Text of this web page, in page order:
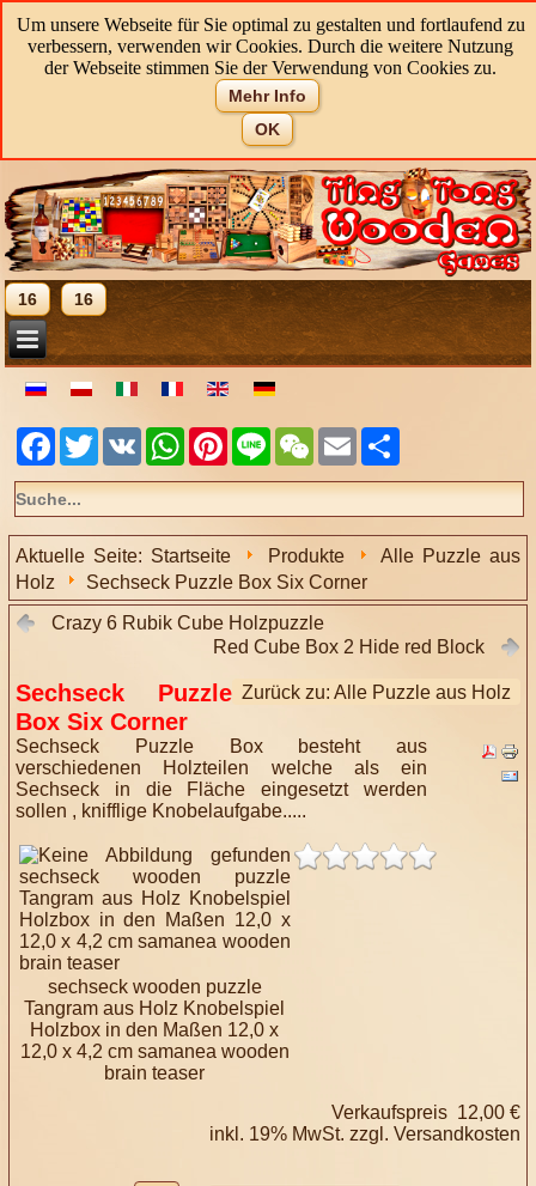
Um unsere Webseite für Sie optimal zu gestalten und fortlaufend zu
verbessern, verwenden wir Cookies. Durch die weitere Nutzung
der Webseite stimmen Sie der Verwendung von Cookies zu.
Mehr Info
OK
16 16
Facebook
TwitterVK WhatsApp
Pinterest
Line WeChatEmail
Aktuelle Seite: Startseite Produkte
Alle Puzzle aus
Holz
Sechseck Puzzle Box Six Corner
Crazy 6 Rubik Cube Holzpuzzle
Red Cube Box 2 Hide red Block
Zurück zu: Alle Puzzle aus Holz
Sechseck Puzzle
Box Six Corner
Sechseck Puzzle Box besteht aus
verschiedenen Holzteilen welche als ein
Sechseck in die Fläche eingesetzt werden
sollen , knifflige Knobelaufgabe.....
sechseck wooden puzzle
Tangram aus Holz Knobelspiel
Holzbox in den Maßen 12,0 x
12,0 x 4,2 cm samanea wooden
brain teaser
Verkaufspreis 12,00 €
inkl. 19% MwSt. zzgl. Versandkosten